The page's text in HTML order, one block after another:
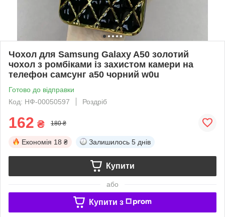
Чохол для Samsung Galaxy A50 золотий
чохол з ромбіками із захистом камери на
телефон самсунг а50 чорний w0u
Готово до відправки
Код: НФ-00050597
Роздріб
162 ₴ 180 ₴
Економія 18 ₴ Залишилось 5 днів
Купити
або
Купити з